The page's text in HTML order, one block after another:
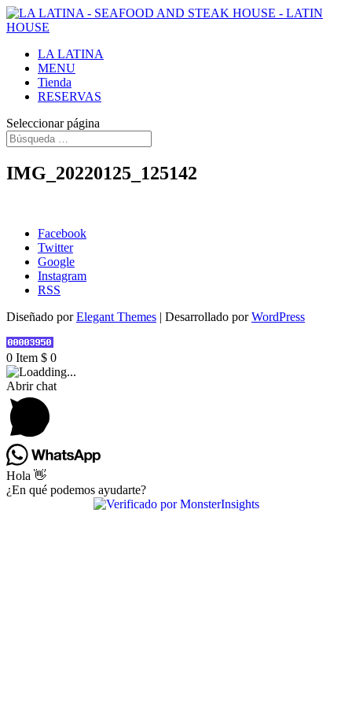
LA LATINA
MENU
Tienda
RESERVAS
Seleccionar página
IMG_20220125_125142
Facebook
Twitter
Google
Instagram
RSS
Diseñado porElegant Themes | Desarrollado porWordPress
0 Item $ 0
Abrir chat
Hola 👋
¿En qué podemos ayudarte?